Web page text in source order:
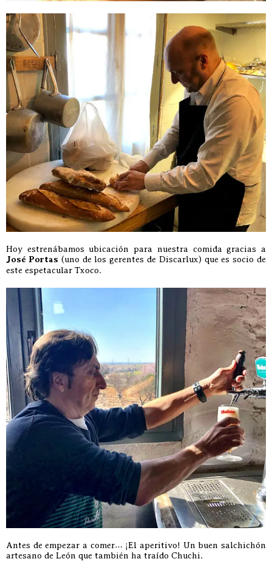
Hoy estrenábamos ubicación para nuestra comida gracias a
José Portas (uno de los gerentes de Discarlux) que es socio de
este espetacular Txoco.
Antes de empezar a comer… ¡El aperitivo! Un buen salchichón
artesano de León que también ha traído Chuchi.